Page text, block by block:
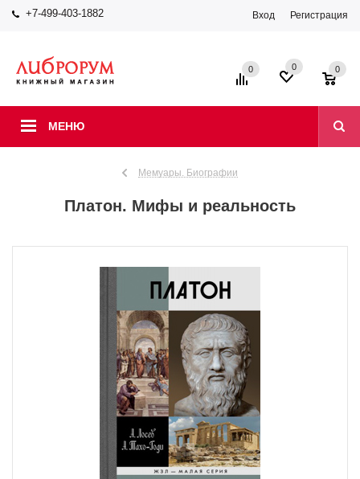
+7-499-403-1882 Вход Регистрация
МЕНЮ
0 0 0
Мемуары. Биографии
Платон. Мифы и реальность